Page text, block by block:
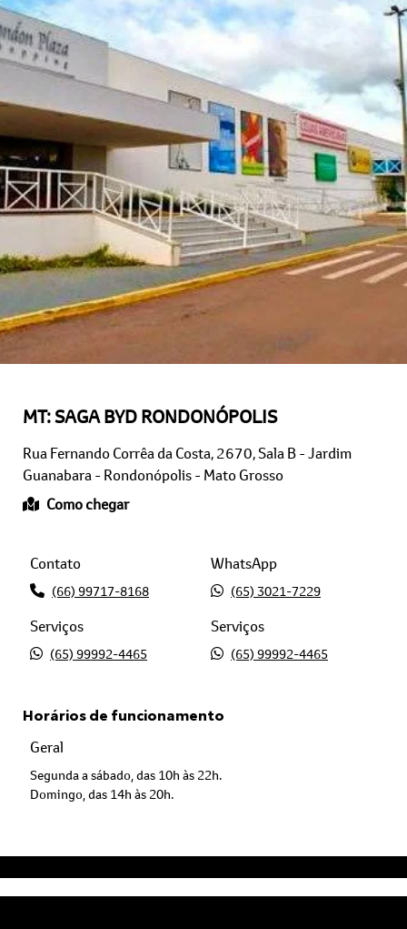
Rua Fernando Corrêa da Costa, 2670, Sala B - Jardim
Guanabara - Rondonópolis - Mato Grosso
Como chegar
(66) 99717-8168 (65) 3021-7229
Serviços
(65) 99992-4465
Serviços
(65) 99992-4465
Geral
Segunda a sábado, das 10h às 22h.
Domingo, das 14h às 20h.